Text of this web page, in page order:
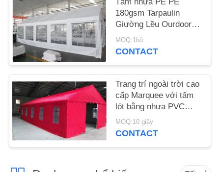
TRANG
WEB
PRIVACY
POLICY
Tấm nhựa PE PE
180gsm Tarpaulin
Giường Lều Ourdoor
với Windows Dành cho
Chải
MOQ:1bộ
CONTACT
Trang trí ngoài trời cao
cấp Marquee với tấm
lót bằng nhựa PVC
trắng mạnh mẽ 500gsm
MOQ:10 giây
CONTACT